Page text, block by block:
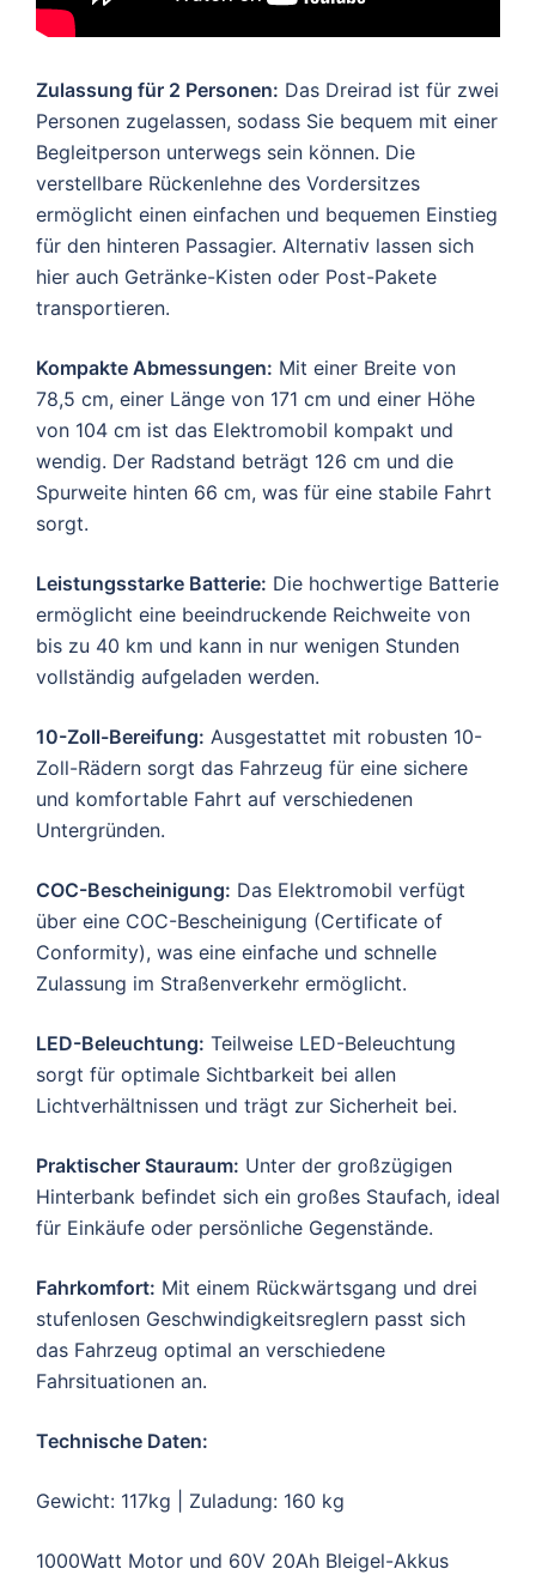
Zulassung für 2 Personen: Das Dreirad ist für zwei
Personen zugelassen, sodass Sie bequem mit einer
Begleitperson unterwegs sein können. Die
verstellbare Rückenlehne des Vordersitzes
ermöglicht einen einfachen und bequemen Einstieg
für den hinteren Passagier. Alternativ lassen sich
hier auch Getränke-Kisten oder Post-Pakete
transportieren.
Kompakte Abmessungen: Mit einer Breite von
78,5 cm, einer Länge von 171 cm und einer Höhe
von 104 cm ist das Elektromobil kompakt und
wendig. Der Radstand beträgt 126 cm und die
Spurweite hinten 66 cm, was für eine stabile Fahrt
sorgt.
Leistungsstarke Batterie: Die hochwertige Batterie
ermöglicht eine beeindruckende Reichweite von
bis zu 40 km und kann in nur wenigen Stunden
vollständig aufgeladen werden.
10-Zoll-Bereifung: Ausgestattet mit robusten 10-
Zoll-Rädern sorgt das Fahrzeug für eine sichere
und komfortable Fahrt auf verschiedenen
Untergründen.
COC-Bescheinigung: Das Elektromobil verfügt
über eine COC-Bescheinigung (Certificate of
Conformity), was eine einfache und schnelle
Zulassung im Straßenverkehr ermöglicht.
LED-Beleuchtung: Teilweise LED-Beleuchtung
sorgt für optimale Sichtbarkeit bei allen
Lichtverhältnissen und trägt zur Sicherheit bei.
Praktischer Stauraum: Unter der großzügigen
Hinterbank befindet sich ein großes Staufach, ideal
für Einkäufe oder persönliche Gegenstände.
Fahrkomfort: Mit einem Rückwärtsgang und drei
stufenlosen Geschwindigkeitsreglern passt sich
das Fahrzeug optimal an verschiedene
Fahrsituationen an.
Technische Daten:
Gewicht: 117kg | Zuladung: 160 kg
1000Watt Motor und 60V 20Ah Bleigel-Akkus